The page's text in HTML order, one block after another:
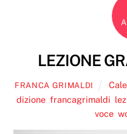
LEZIONE
FRANCA GRIMALDI
dizione francagrimaldi
voce